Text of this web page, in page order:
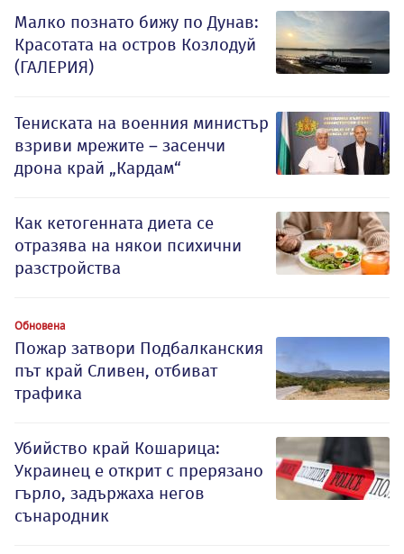
Малко познато бижу по Дунав:
Красотата на остров Козлодуй
(ГАЛЕРИЯ)
Тениската на военния министър
взриви мрежите – засенчи
дрона край „Кардам“
Как кетогенната диета се
отразява на някои психични
разстройства
Обновена
Пожар затвори Подбалканския
път край Сливен, отбиват
трафика
Убийство край Кошарица:
Украинец е открит с прерязано
гърло, задържаха негов
сънародник